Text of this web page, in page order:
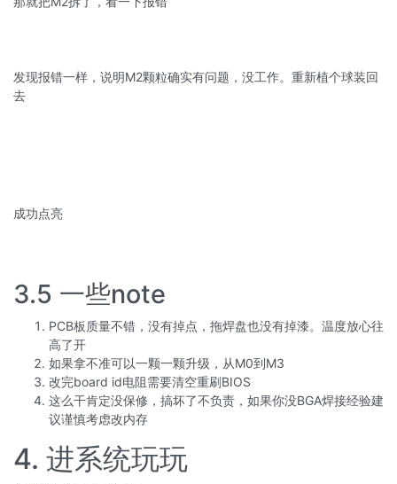
发现报错一样，说明M2颗粒确实有问题，没工作。重新植个球装回
去
成功点亮
3.5 一些note
PCB板质量不错，没有掉点，拖焊盘也没有掉漆。温度放心往
高了开
如果拿不准可以一颗一颗升级，从M0到M3
改完board id电阻需要清空重刷BIOS
这么干肯定没保修，搞坏了不负责，如果你没BGA焊接经验建
议谨慎考虑改内存
4. 进系统玩玩